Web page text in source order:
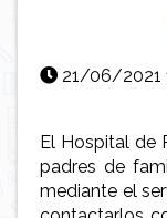
21/06/
El Hospital de
padres de
mediante el